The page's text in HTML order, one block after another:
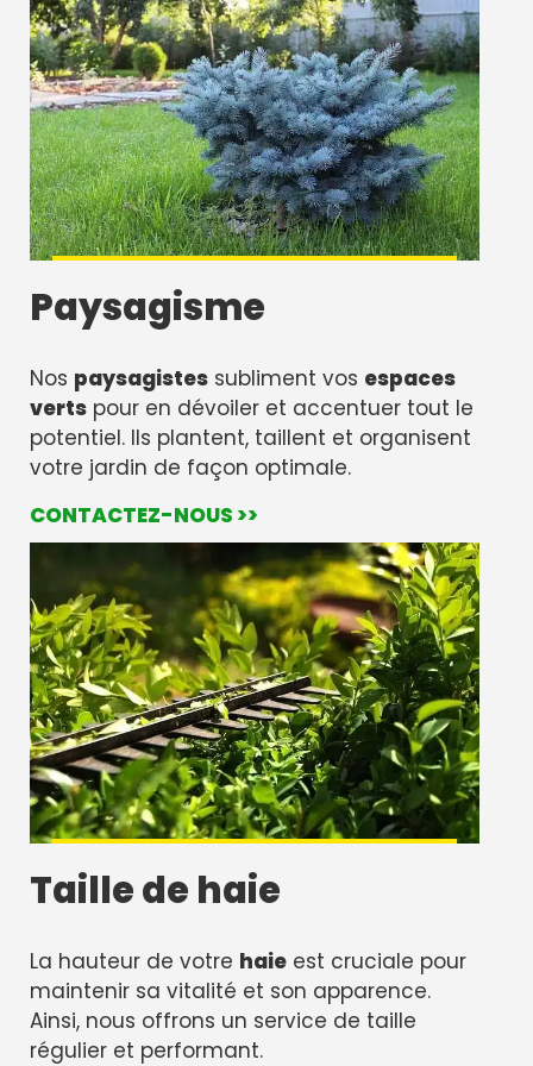
Paysagisme
Nos paysagistes subliment vos espaces
verts pour en dévoiler et accentuer tout le
potentiel. Ils plantent, taillent et organisent
votre jardin de façon optimale.
CONTACTEZ-NOUS >>
Taille de haie
La hauteur de votre haie est cruciale pour
maintenir sa vitalité et son apparence.
Ainsi, nous offrons un service de taille
régulier et performant.